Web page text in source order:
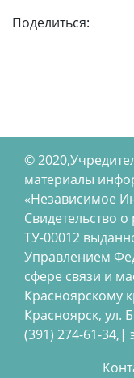
Поделиться:
©
материалы
«Независимое
Свидетельство
ТУ-00012
Управлением
сфере связи и
Красноярскому
Красноярск, ул.
(391) 274-61-34,|